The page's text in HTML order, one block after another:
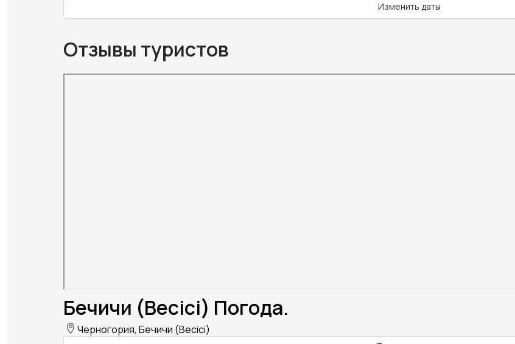
Изменить даты
Отзывы туристов
Бечичи (Becici) Погода.
Черногория, Бечичи (Becici)